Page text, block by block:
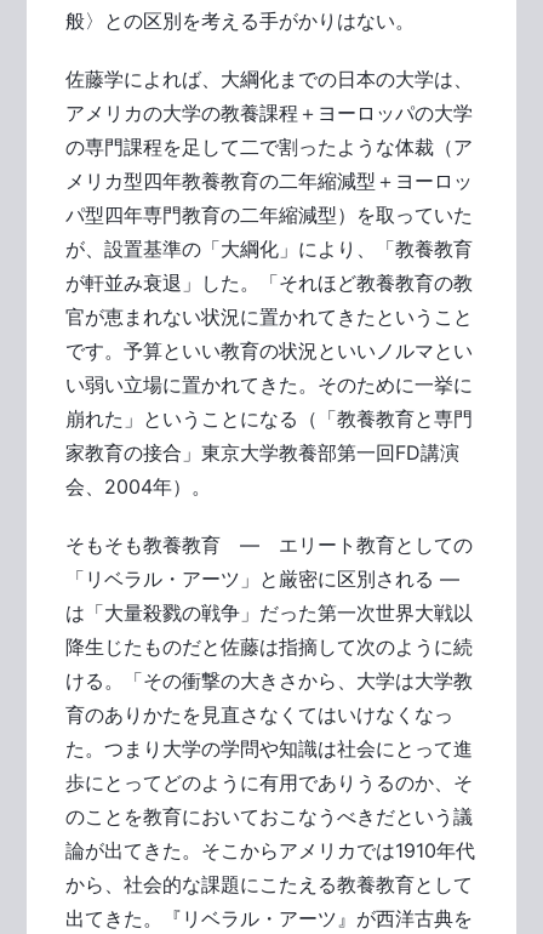
般〉との区別を考える手がかりはない。
佐藤学によれば、大綱化までの日本の大学は、
アメリカの大学の教養課程＋ヨーロッパの大学
の専門課程を足して二で割ったような体裁（ア
メリカ型四年教養教育の二年縮減型＋ヨーロッ
パ型四年専門教育の二年縮減型）を取っていた
が、設置基準の「大綱化」により、「教養教育
が軒並み衰退」した。「それほど教養教育の教
官が恵まれない状況に置かれてきたということ
です。予算といい教育の状況といいノルマとい
い弱い立場に置かれてきた。そのために一挙に
崩れた」ということになる（「教養教育と専門
家教育の接合」東京大学教養部第一回FD講演
会、2004年）。
そもそも教養教育 ― エリート教育としての
「リベラル・アーツ」と厳密に区別される ―
は「大量殺戮の戦争」だった第一次世界大戦以
降生じたものだと佐藤は指摘して次のように続
ける。「その衝撃の大きさから、大学は大学教
育のありかたを見直さなくてはいけなくなっ
た。つまり大学の学問や知識は社会にとって進
歩にとってどのように有用でありうるのか、そ
のことを教育においておこなうべきだという議
論が出てきた。そこからアメリカでは1910年代
から、社会的な課題にこたえる教養教育として
出てきた。『リベラル・アーツ』が西洋古典を